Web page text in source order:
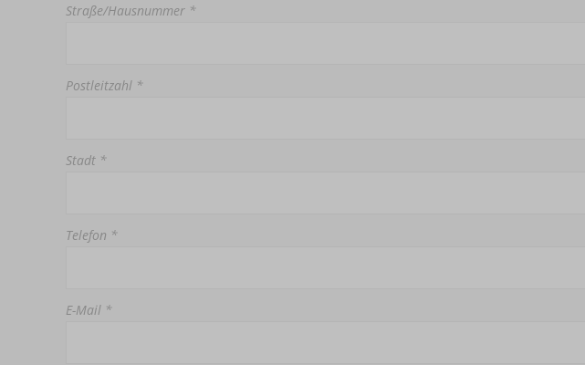
Straße/Hausnummer *
Postleitzahl *
Stadt *
Telefon *
E-Mail *